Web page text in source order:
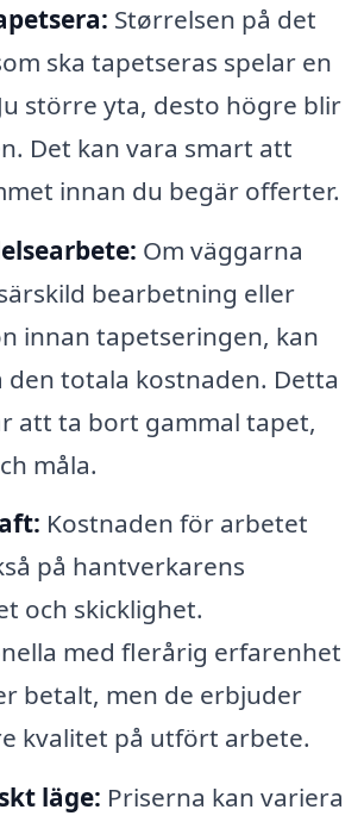
Størrelsen på det
ska tapetseras spelar en
större yta, desto högre blir
Det kan vara smart att
innan du begär offerter.
Om väggarna
bearbetning eller
innan tapetseringen, kan
den totala kostnaden. Detta
att ta bort gammal tapet,
måla.
Kostnaden för arbetet
på hantverkarens
och skicklighet.
med flerårig erfarenhet
betalt, men de erbjuder
kvalitet på utfört arbete.
läge: Priserna kan variera